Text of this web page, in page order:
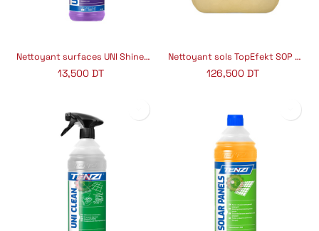
Nettoyant surfaces UNI Shine GT PH 9
13,500 DT
Nettoyant sols TopEfekt SOP PH 12
126,500DT